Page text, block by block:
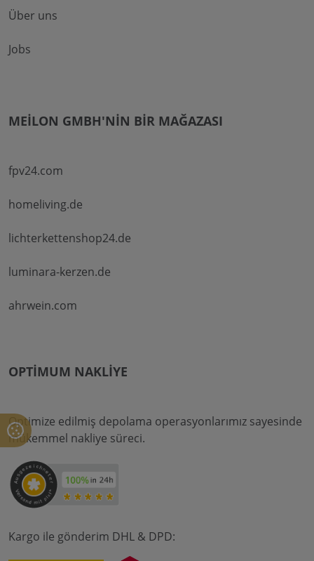
Über uns
Jobs
MEILON GMBH'NIN BIR MAĞAZASI
fpv24.com
homeliving.de
lichterkettenshop24.de
luminara-kerzen.de
ahrwein.com
OPTIMUM NAKLIYE
Optimize edilmiş depolama operasyonlarımız sayesinde
mükemmel nakliye süreci.
Kargo ile gönderim DHL & DPD: